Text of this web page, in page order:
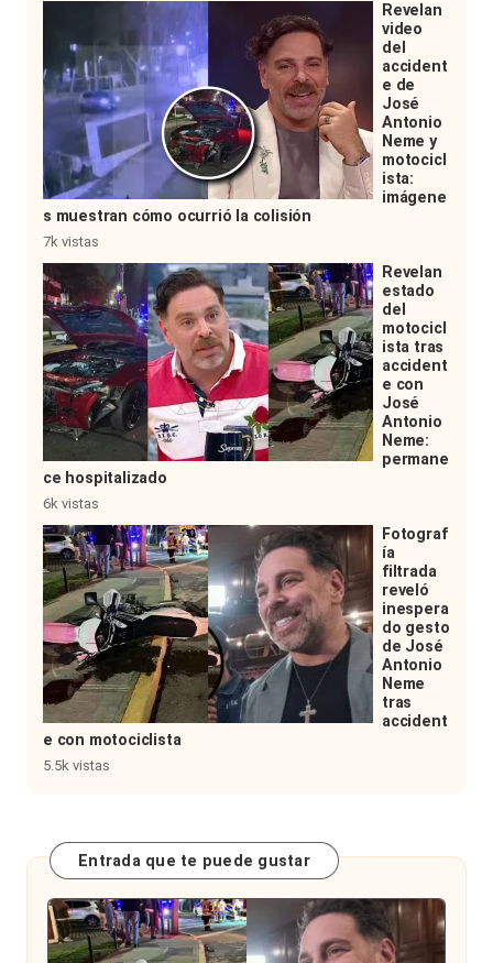
Revelan
video
del
accident
e de
José
Antonio
Neme y
motocicl
ista:
imágene
s muestran cómo ocurrió la colisión
7k vistas
Revelan
estado
del
motocicl
ista tras
accident
e con
José
Antonio
Neme:
permane
ce hospitalizado
6k vistas
Fotograf
ía
filtrada
reveló
inespera
do gesto
de José
Antonio
Neme
tras
accident
e con motociclista
5.5k vistas
Entrada que te puede gustar